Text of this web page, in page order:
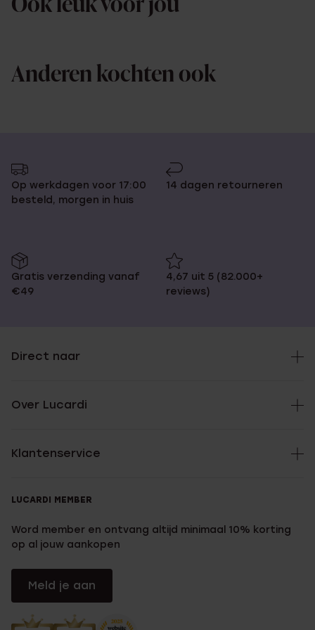
Ook leuk voor jou
Anderen kochten ook
Op werkdagen voor 17:00
besteld, morgen in huis
14 dagen retourneren
Gratis verzending vanaf
€49
4,67 uit 5 (82.000+
reviews)
Direct naar
Over Lucardi
Klantenservice
LUCARDI MEMBER
Word member en ontvang altijd minimaal 10% korting
op al jouw aankopen
Meld je aan